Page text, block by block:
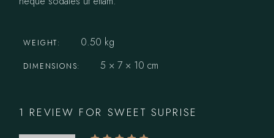
WEIGHT 0.50 kg
DIMENSIONS 5 × 7 × 10 cm
1 REVIEW FOR SWEET SUPRISE